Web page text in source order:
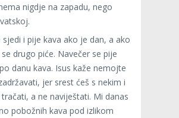
nigdje na zapadu, nego
sjedi i pije kava ako je dan, a ako
drugo piće. Navečer se pije
danu kava. Isus kaže nemojte
jer srest ćeš s nekim i
a ne naviještati. Mi danas
pobožnih kava pod izlikom